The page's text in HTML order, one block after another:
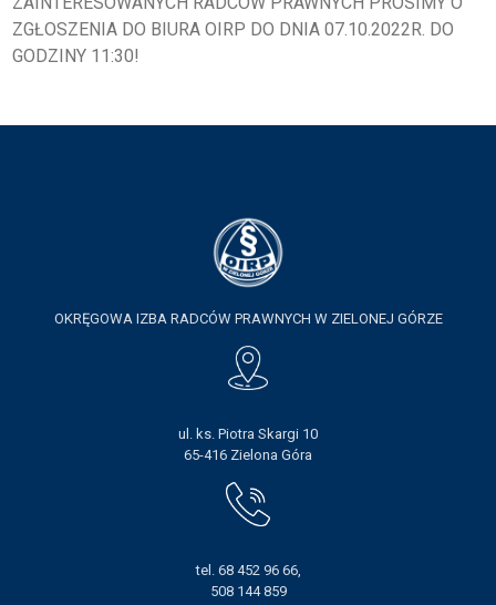
ZGŁOSZENIA DO BIURA OIRP DO DNIA 07.10.2022R. DO
GODZINY 11:30!
OKRĘGOWA IZBA RADCÓW PRAWNYCH W ZIELONEJ GÓRZE
ul. ks. Piotra Skargi 10
65-416 Zielona Góra
tel. 68 452 96 66,
508 144 859